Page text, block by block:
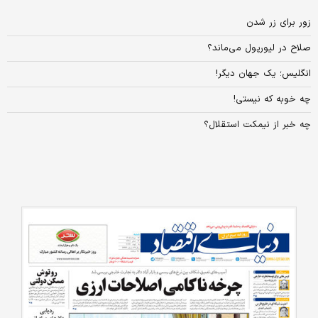
زور برای زر شدن
صلاح در لیورپول می‌ماند؟
انگلیس؛ یک جهان دیگر!
چه خوبه که نیستی!
چه خبر از نیمکت استقلال؟